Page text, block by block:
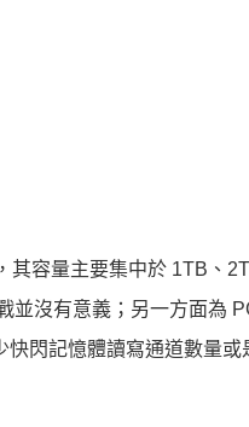
其容量主要集中於 1TB、
並沒有意義；另一方面為
閃記憶體讀寫通道數量